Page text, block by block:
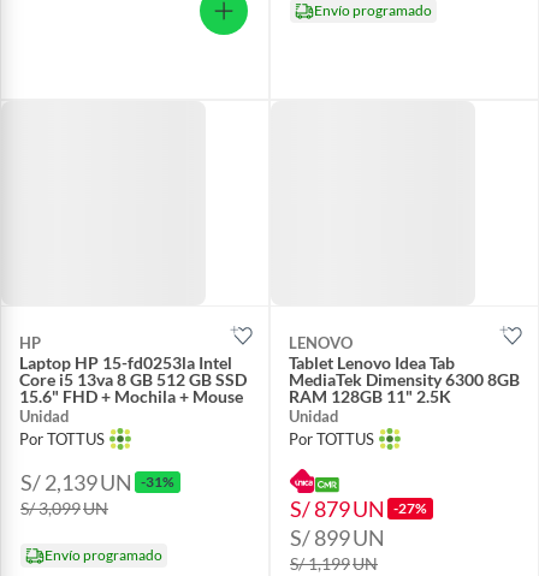
Envío programado
HP
Laptop HP 15-fd0253la Intel
Core i5 13va 8 GB 512 GB SSD
15.6" FHD + Mochila + Mouse
Unidad
Por TOTTUS
S/ 2,139UN -31%
S/ 3,099UN
Envío programado
LENOVO
Tablet Lenovo Idea Tab
MediaTek Dimensity 6300 8GB
RAM 128GB 11" 2.5K
Unidad
Por TOTTUS
S/ 879UN -27%
S/ 899UN
S/ 1,199UN